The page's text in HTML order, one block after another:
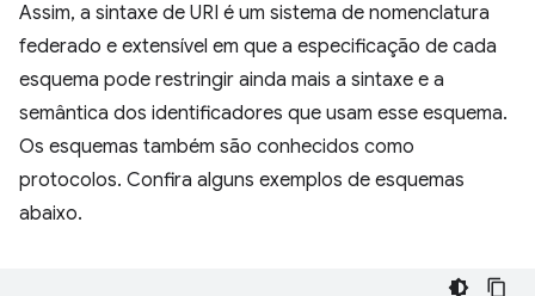
Assim, a sintaxe de URI é um sistema de nomenclatura
federado e extensível em que a especificação de cada
esquema pode restringir ainda mais a sintaxe e a
semântica dos identificadores que usam esse esquema.
Os esquemas também são conhecidos como
protocolos. Confira alguns exemplos de esquemas
abaixo.